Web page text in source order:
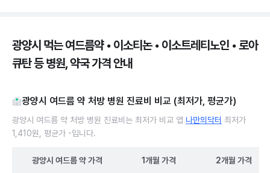
광양시 먹는 여드름약 • 이소티논 • 이소트레티노인 • 로아
큐탄 등 병원, 약국 가격 안내
광양시 여드름 약 처방 병원 진료비 비교 (최저가, 평균가)
광양시 여드름 약 처방 병원 진료비는 최저가 비교 앱 나만의닥터 최저가
1,410원, 평균가 -입니다.
광양시 여드름 약가격 1개월 가격 2개월 가격